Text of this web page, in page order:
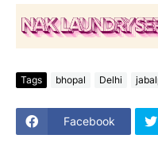
Tags bhopal Delhi
Facebook